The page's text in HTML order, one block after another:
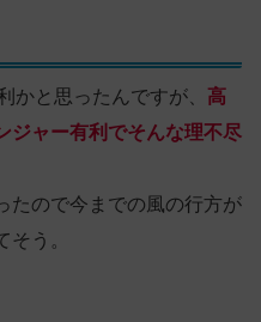
かと思ったんですが、 高
ジャー有利でそんな理不尽
たので今までの風の行方が
う。